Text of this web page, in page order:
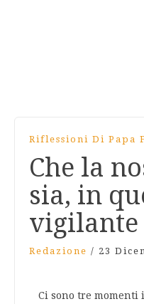
Riflessioni Di Papa
Che la
sia, in
vigilante
Redazione / 23
Ci sono tre